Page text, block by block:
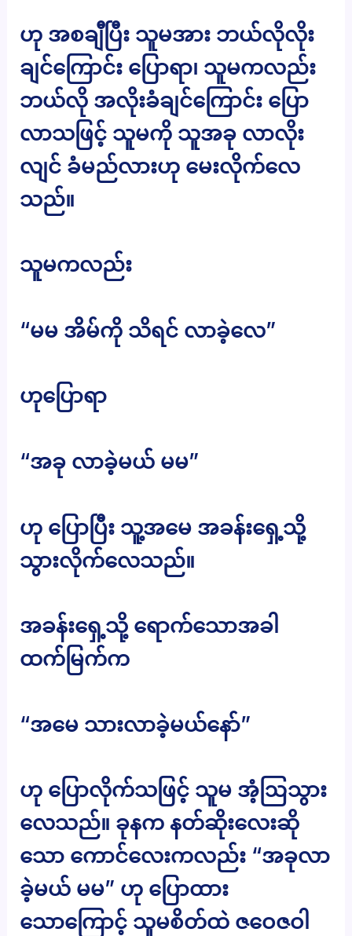
ဟု အစချီပြီး သူမအား ဘယ်လိုလိုး
ချင်ကြောင်း ပြောရာ၊ သူမကလည်း
ဘယ်လို အလိုးခံချင်ကြောင်း ပြော
လာသဖြင့် သူမကို သူအခု လာလိုး
လျင် ခံမည်လားဟု မေးလိုက်လေ
သည်။
သူမကလည်း
“မမ အိမ်ကို သိရင် လာခဲ့လေ”
ဟုပြောရာ
“အခု လာခဲ့မယ် မမ”
ဟု ပြောပြီး သူ့အမေ အခန်းရှေ့သို့
သွားလိုက်လေသည်။
အခန်းရှေ့သို့ ရောက်သောအခါ
ထက်မြက်က
“အမေ သားလာခဲ့မယ်နော်”
ဟု ပြောလိုက်သဖြင့် သူမ အံ့ဩသွား
လေသည်။ ခုနက နတ်ဆိုးလေးဆို
သော ကောင်လေးကလည်း “အခုလာ
ခဲ့မယ် မမ” ဟု ပြောထား
သောကြောင့် သူမစိတ်ထဲ ဇဝေဇဝါ